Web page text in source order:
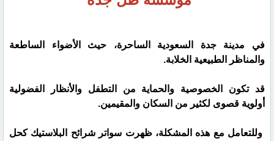
في مدينة جدة السعودية الساحرة، حيث الأضواء الساطعة
والمناظر الطبيعية الخلابة.
قد تكون الخصوصية والحماية من التطفل والأنظار الفضولية
أولوية قصوى لكثير من السكان والمقيمين.
وللتعامل مع هذه المشكلة، ظهرت سواتر شرائح البلاستيك كحل